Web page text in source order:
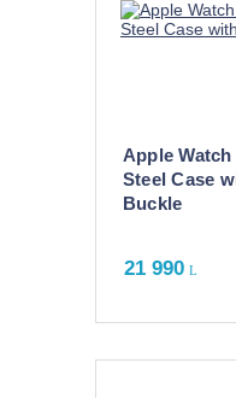
Apple
Steel Case
Buckle
21 990